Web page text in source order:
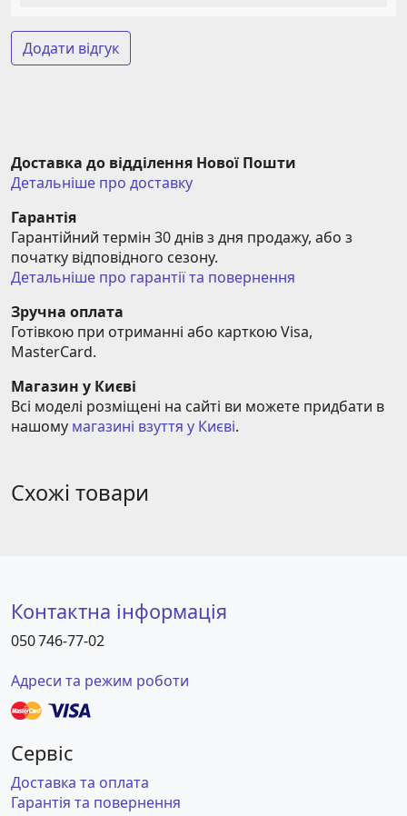
Додати відгук
Доставка до відділення Нової Пошти
Детальніше про доставку
Гарантія
Гарантійний термін 30 днів з дня продажу, або з
початку відповідного сезону.
Детальніше про гарантії та повернення
Зручна оплата
Готівкою при отриманні або карткою Visa,
MasterCard.
Магазин у Києві
Всі моделі розміщені на сайті ви можете придбати в
нашому магазині взуття у Києві.
Схожі товари
Контактна інформація
050 746-77-02
Адреси та режим роботи
Сервіс
Доставка та оплата
Гарантія та повернення